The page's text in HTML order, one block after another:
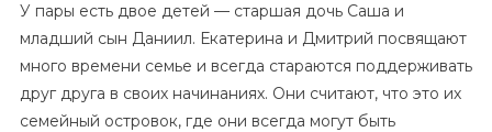
У пары есть двое детей — старшая дочь Саша и
младший сын Даниил. Екатерина и Дмитрий посвящают
много времени семье и всегда стараются поддерживать
друг друга в своих начинаниях. Они считают, что это их
семейный островок, где они всегда могут быть